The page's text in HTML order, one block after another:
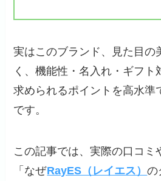
実はこのブランド、見た目の
く、機能性・名入れ・ギフト
求められるポイントを高水準
です。
この記事では、実際の口コミ
「なぜRayES（レイエス）の